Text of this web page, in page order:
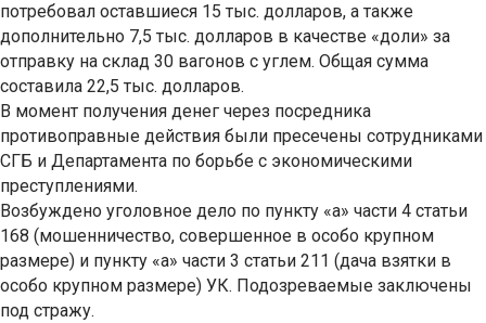
потребовал оставшиеся 15 тыс. долларов, а также
дополнительно 7,5 тыс. долларов в качестве «доли» за
отправку на склад 30 вагонов с углем. Общая сумма
составила 22,5 тыс. долларов.
В момент получения денег через посредника
противоправные действия были пресечены сотрудниками
СГБ и Департамента по борьбе с экономическими
преступлениями.
Возбуждено уголовное дело по пункту «а» части 4 статьи
168 (мошенничество, совершенное в особо крупном
размере) и пункту «а» части 3 статьи 211 (дача взятки в
особо крупном размере) УК. Подозреваемые заключены
под стражу.